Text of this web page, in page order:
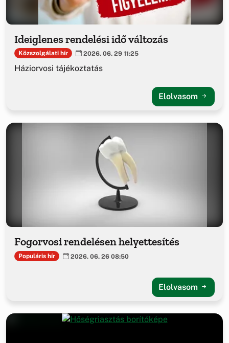
Ideiglenes rendelési idő változás
Közszolgálati hír 2026. 06. 29 11:25
Háziorvosi tájékoztatás
Elolvasom
Fogorvosi rendelésen helyettesítés
Populáris hír 2026. 06. 26 08:50
Elolvasom